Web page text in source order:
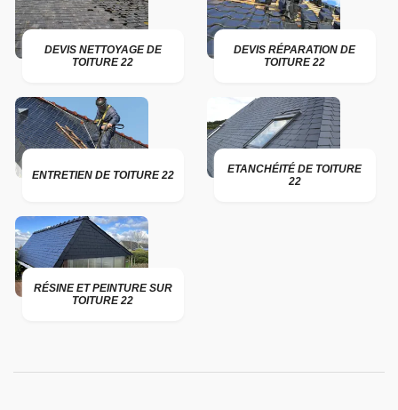
DEVIS NETTOYAGE DE
TOITURE 22
DEVIS RÉPARATION DE
TOITURE 22
ENTRETIEN DE TOITURE 22
ETANCHÉITÉ DE TOITURE
22
RÉSINE ET PEINTURE SUR
TOITURE 22